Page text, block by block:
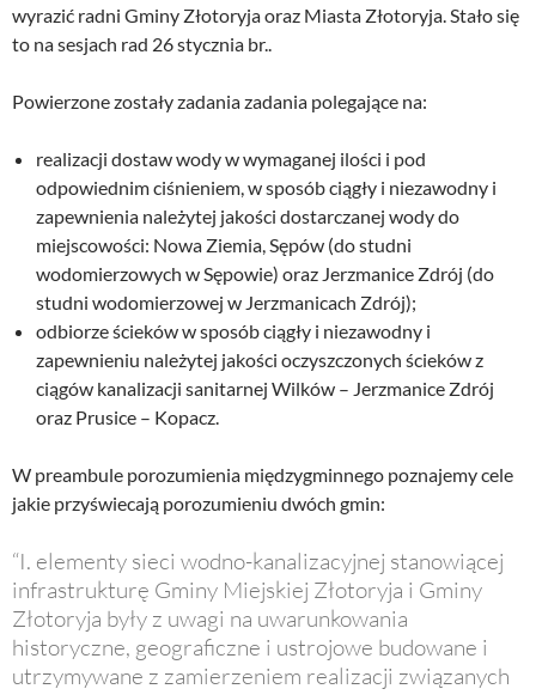
wyrazić radni Gminy Złotoryja oraz Miasta Złotoryja. Stało się
to na sesjach rad 26 stycznia br..
Powierzone zostały zadania zadania polegające na:
realizacji dostaw wody w wymaganej ilości i pod
odpowiednim ciśnieniem, w sposób ciągły i niezawodny i
zapewnienia należytej jakości dostarczanej wody do
miejscowości: Nowa Ziemia, Sępów (do studni
wodomierzowych w Sępowie) oraz Jerzmanice Zdrój (do
studni wodomierzowej w Jerzmanicach Zdrój);
odbiorze ścieków w sposób ciągły i niezawodny i
zapewnieniu należytej jakości oczyszczonych ścieków z
ciągów kanalizacji sanitarnej Wilków – Jerzmanice Zdrój
oraz Prusice – Kopacz.
W preambule porozumienia międzygminnego poznajemy cele
jakie przyświecają porozumieniu dwóch gmin:
“I. elementy sieci wodno-kanalizacyjnej stanowiącej
infrastrukturę Gminy Miejskiej Złotoryja i Gminy
Złotoryja były z uwagi na uwarunkowania
historyczne, geograficzne i ustrojowe budowane i
utrzymywane z zamierzeniem realizacji związanych